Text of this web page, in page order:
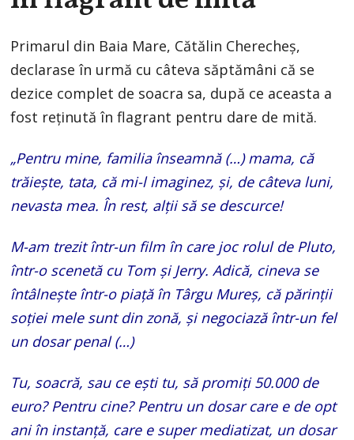
Primarul din Baia Mare, Cătălin Cherecheș,
declarase în urmă cu câteva săptămâni că se
dezice complet de soacra sa, după ce aceasta a
fost reținută în flagrant pentru dare de mită.
„Pentru mine, familia înseamnă (…) mama, că
trăiește, tata, că mi-l imaginez, și, de câteva luni,
nevasta mea. În rest, alții să se descurce!
M-am trezit într-un film în care joc rolul de Pluto,
într-o scenetă cu Tom și Jerry. Adică, cineva se
întâlnește într-o piață în Târgu Mureș, că părinții
soției mele sunt din zonă, și negociază într-un fel
un dosar penal (…)
Tu, soacră, sau ce ești tu, să promiți 50.000 de
euro? Pentru cine? Pentru un dosar care e de opt
ani în instanță, care e super mediatizat, un dosar